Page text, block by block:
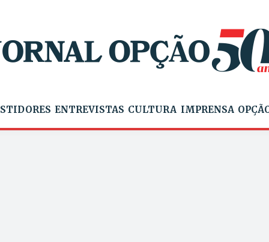
ENTREVISTAS CULTURA IMPRENSA